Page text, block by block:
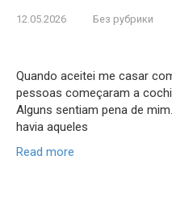
12.05.2026 Без рубрики
Quando aceitei me casar
pessoas começaram a
Alguns sentiam pena de
havia aqueles
Read more